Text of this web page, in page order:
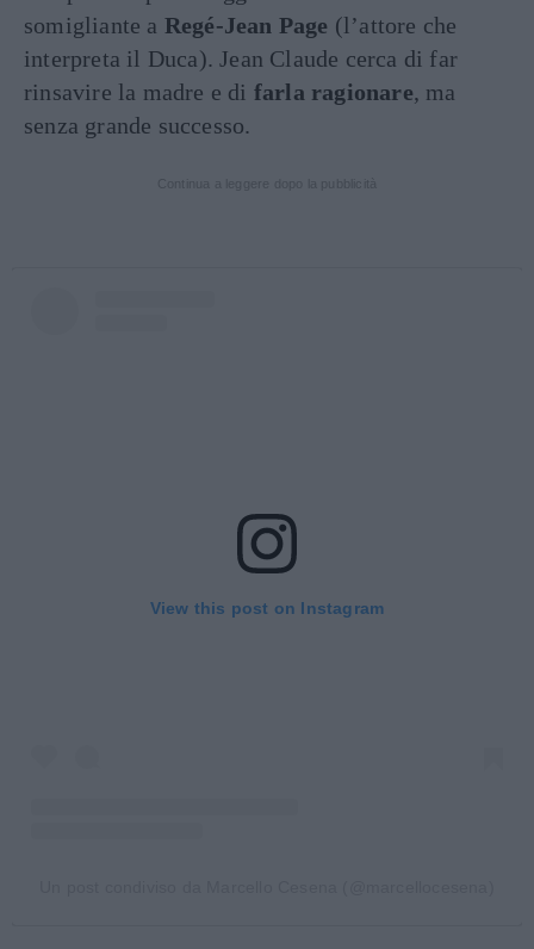
somigliante a Regé-Jean Page (l’attore che
interpreta il Duca). Jean Claude cerca di far
rinsavire la madre e di farla ragionare, ma
senza grande successo.
View this post on Instagram